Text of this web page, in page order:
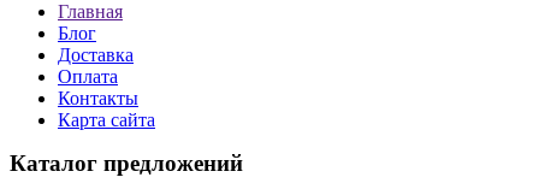
Главная
Блог
Доставка
Оплата
Контакты
Карта сайта
Каталог предложений